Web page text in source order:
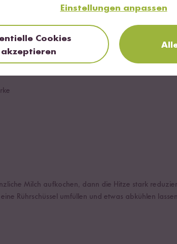
Milch aufkochen, dann die Hitze stark
Rührschüssel umfüllen und etwas abkühlen
Einstellungen anpassen
Cookies
akzeptieren